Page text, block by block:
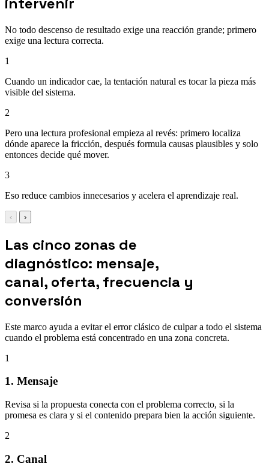
No todo descenso de resultado exige una reacción grande; primero
exige una lectura correcta.
1
Cuando un indicador cae, la tentación natural es tocar la pieza más
visible del sistema.
2
Pero una lectura profesional empieza al revés: primero localiza
dónde aparece la fricción, después formula causas plausibles y solo
entonces decide qué mover.
3
Eso reduce cambios innecesarios y acelera el aprendizaje real.
‹ ›
Las cinco zonas de
diagnóstico: mensaje,
canal, oferta, frecuencia y
conversión
Este marco ayuda a evitar el error clásico de culpar a todo el sistema
cuando el problema está concentrado en una zona concreta.
1
1. Mensaje
Revisa si la propuesta conecta con el problema correcto, si la
promesa es clara y si el contenido prepara bien la acción siguiente.
2
2. Canal